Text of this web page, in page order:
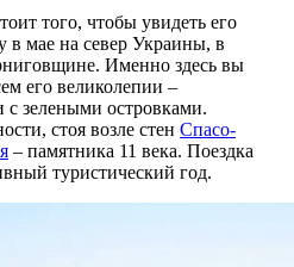
того, чтобы увидеть его
в мае на север Украины, в
Именно здесь вы
его великолепии –
зелеными островками.
стоя возле стен Спасо-
– памятника 11 века. Поездка
туристический год.